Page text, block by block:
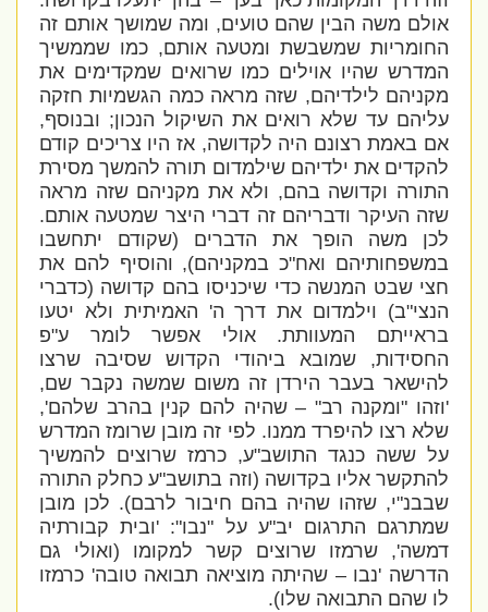
אולם משה הבין שהם טועים, ומה שמושך אותם זה
החומריות שמשבשת ומטעה אותם, כמו שממשיך
המדרש שהיו אוילים כמו שרואים שמקדימים את
מקניהם לילדיהם, שזה מראה כמה הגשמיות חזקה
עליהם עד שלא רואים את השיקול הנכון; ובנוסף,
אם באמת רצונם היה לקדושה, אז היו צריכים קודם
להקדים את ילדיהם שילמדום תורה להמשך מסירת
התורה וקדושה בהם, ולא את מקניהם שזה מראה
שזה העיקר ודבריהם זה דברי היצר שמטעה אותם.
לכן משה הופך את הדברים (שקודם יתחשבו
במשפחותיהם ואח"כ במקניהם), והוסיף להם את
חצי שבט המנשה כדי שיכניסו בהם קדושה (כדברי
הנצי"ב) וילמדום את דרך ה' האמיתית ולא יטעו
בראייתם המעוותת. אולי אפשר לומר ע"פ
החסידות, שמובא ביהודי הקדוש שסיבה שרצו
להישאר בעבר הירדן זה משום שמשה נקבר שם,
'וזהו "ומקנה רב" – שהיה להם קנין בהרב שלהם',
שלא רצו להיפרד ממנו. לפי זה מובן שרומז המדרש
על ששה כנגד התושב"ע, כרמז שרוצים להמשיך
להתקשר אליו בקדושה (וזה בתושב"ע כחלק התורה
שבבנ"י, שזהו שהיה בהם חיבור לרבם). לכן מובן
שמתרגם התרגום יב"ע על "נבו": 'ובית קבורתיה
דמשה', שרמזו שרוצים קשר למקומו (ואולי גם
הדרשה 'נבו – שהיתה מוציאה תבואה טובה' כרמזו
לו שהם התבואה שלו).